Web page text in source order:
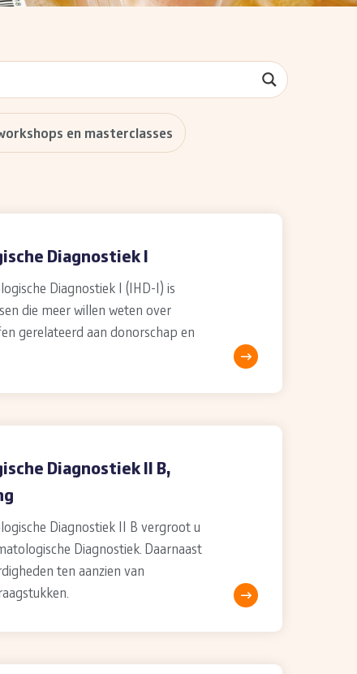
en masterclasses
Diagnostiek I
Diagnostiek I (IHD-I) is
die meer willen weten over
gerelateerd aan donorschap en
Diagnostiek II B,
Diagnostiek II B vergroot u
Diagnostiek. Daarnaast
ten aanzien van